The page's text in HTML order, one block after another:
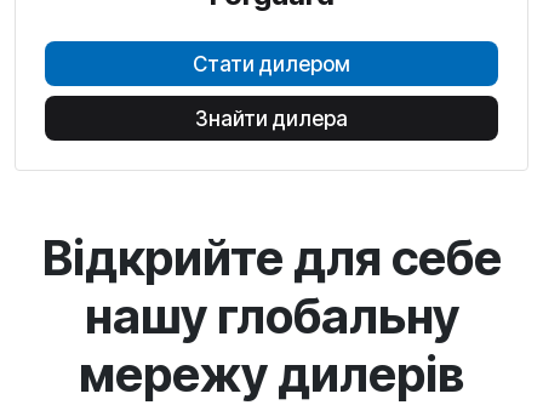
Стати дилером
Знайти дилера
Відкрийте для себе
нашу глобальну
мережу дилерів